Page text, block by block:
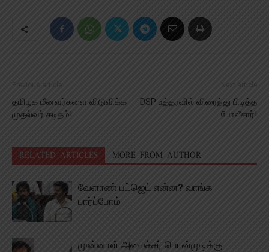
Previous article
தமிழக மீனவர்களை விடுவிக்க
முதல்வர் கடிதம்!
Next article
DSP உத்தரவில் விரைந்து பிடித்த
போலீசார்!
RELATED ARTICLES MORE FROM AUTHOR
வேளாண் பட்ஜெட் என்ன? வாங்க
பார்ப்போம்
முன்னாள் அமைச்சர் பொன்முடிக்கு